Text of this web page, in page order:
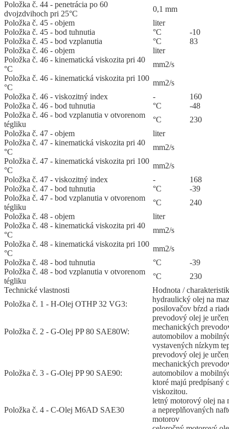
Položka č. 44 - penetrácia po 60
dvojzdvihoch pri 25°C
0,1 mm
Položka č. 45 - objem
liter
Položka č. 45 - bod tuhnutia
°C
-10
Položka č. 45 - bod vzplanutia
°C
83
Položka č. 46 - objem
liter
Položka č. 46 - kinematická viskozita pri 40
°C
mm2/s
Položka č. 46 - kinematická viskozita pri 100
°C
mm2/s
Položka č. 46 - viskozitný index
-
160
Položka č. 46 - bod tuhnutia
°C
-48
Položka č. 46 - bod vzplanutia v otvorenom
tégliku
°C
230
Položka č. 47 - objem
liter
Položka č. 47 - kinematická viskozita pri 40
°C
mm2/s
Položka č. 47 - kinematická viskozita pri 100
°C
mm2/s
Položka č. 47 - viskozitný index
-
168
Položka č. 47 - bod tuhnutia
°C
-39
Položka č. 47 - bod vzplanutia v otvorenom
tégliku
°C
240
Položka č. 48 - objem
liter
Položka č. 48 - kinematická viskozita pri 40
°C
mm2/s
Položka č. 48 - kinematická viskozita pri 100
°C
mm2/s
Položka č. 48 - bod tuhnutia
°C
-39
Položka č. 48 - bod vzplanutia v otvorenom
tégliku
°C
230
Technické vlastnosti
Hodnota /
Položka č. 1 - H-Olej OTHP 32 VG3:
hydraulický olej na
posilovačov bŕzd a
Položka č. 2 - G-Olej PP 80 SAE80W:
prevodový olej je
mechanických
automobilov a
vystavených nízkym
Položka č. 3 - G-Olej PP 90 SAE90:
prevodový olej je
mechanických
automobilov a
ktoré majú predpísaný
viskozitou.
Položka č. 4 - C-Olej M6AD SAE30
letný motorový olej na
a nepreplňovaných
motorov